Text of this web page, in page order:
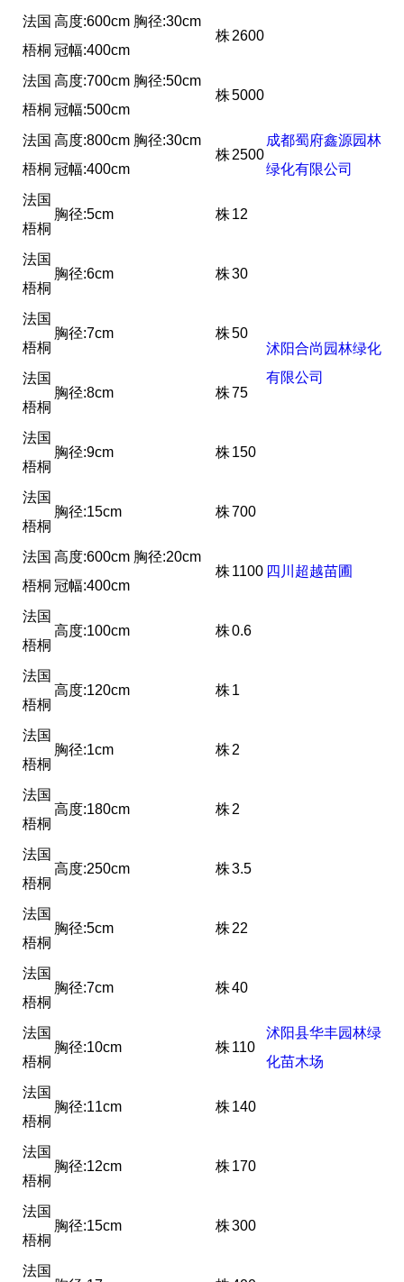
法国
梧桐
高度:600cm 胸径:30cm
冠幅:400cm
株2600
法国
梧桐
高度:700cm 胸径:50cm
冠幅:500cm
株5000
法国
梧桐
高度:800cm 胸径:30cm
冠幅:400cm
株2500
成都蜀府鑫源园林
绿化有限公司
法国
梧桐
胸径:5cm 株12
沭阳合尚园林绿化
有限公司
法国
梧桐
胸径:6cm 株30
法国
梧桐
胸径:7cm 株50
法国
梧桐
胸径:8cm 株75
法国
梧桐
胸径:9cm 株150
法国
梧桐
胸径:15cm 株700
法国
梧桐
高度:600cm 胸径:20cm
冠幅:400cm
株1100 四川超越苗圃
法国
梧桐
高度:100cm 株0.6
沭阳县华丰园林绿
化苗木场
法国
梧桐
高度:120cm 株1
法国
梧桐
胸径:1cm 株2
法国
梧桐
高度:180cm 株2
法国
梧桐
高度:250cm 株3.5
法国
梧桐
胸径:5cm 株22
法国
梧桐
胸径:7cm 株40
法国
梧桐
胸径:10cm 株110
法国
梧桐
胸径:11cm 株140
法国
梧桐
胸径:12cm 株170
法国
梧桐
胸径:15cm 株300
法国